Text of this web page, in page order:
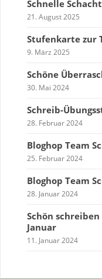
Schnelle
21. August 2025
Stufenkarte zur
9. März 2025
Schöne
30. Mai 2024
Schreib-
28. Februar 2024
Bloghop Team
25. Februar 2024
Bloghop Team
28. Januar 2024
Schön
Januar
11. Januar 2024